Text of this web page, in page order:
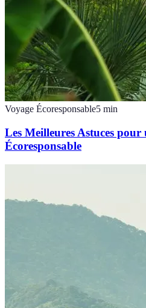
Voyage Écoresponsable5 min
Les Meilleures Astuces pour
Écoresponsable